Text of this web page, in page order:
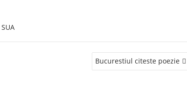
SUA
Bucurestiul citeste poezie